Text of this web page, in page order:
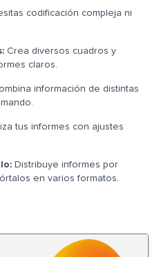
codificación compleja ni
Crea diversos cuadros y
claros.
información de distintas
tus informes con ajustes
Distribuye informes por
en varios formatos.